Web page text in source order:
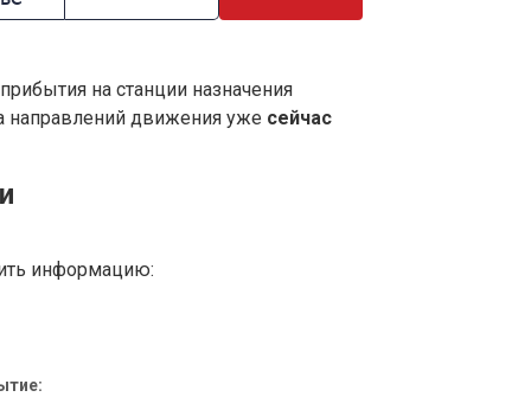
на станции назначения
направлений движения уже сейчас
информацию: